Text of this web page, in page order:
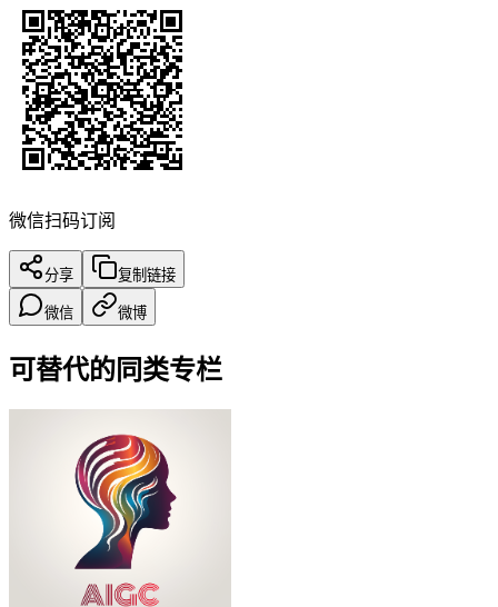
微信扫码订阅
分享 复制链接
微信 微博
可替代的同类专栏